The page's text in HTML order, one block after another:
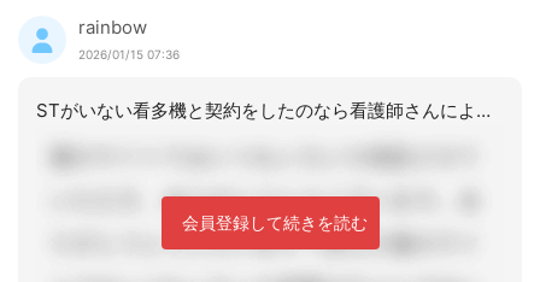
rainbow
2026/01/15 07:36
STがいない看多機と契約をしたのなら看護師さんによる口腔リハなどでお願いする事に
会員登録して続きを読む